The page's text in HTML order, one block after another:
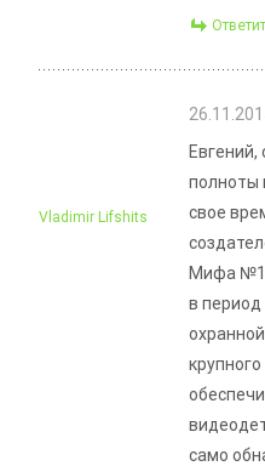
Vladimir Lifshits
Евгений,
полноты
свое
Мифа
в
само